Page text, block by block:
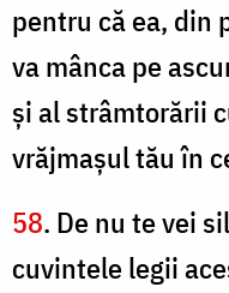
pentru că ea, din
va mânca pe
şi al strâmtorării
vrăjmaşul tău în
58. De nu te vei
cuvintele legii